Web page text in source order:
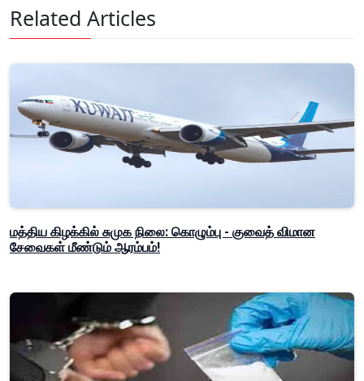
Related Articles
மத்திய கிழக்கில் சுமுக நிலை: கொழும்பு - குவைத் விமான
சேவைகள் மீண்டும் ஆரம்பம்!